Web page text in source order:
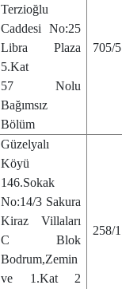
Terzioğlu
Caddesi No:25
Libra Plaza
5.Kat
57 Nolu
Bağımsız
Bölüm
705/5
Güzelyalı
Köyü
146.Sokak
No:14/3 Sakura
Kiraz Villaları
C Blok
Bodrum,Zemin
ve 1.Kat 2
258/1